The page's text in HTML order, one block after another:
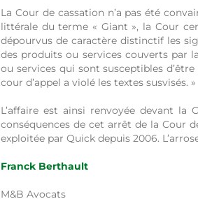
La Cour de cassation n’a pas été
littérale du terme « Giant », la Cour
dépourvus de caractère distinctif les
des produits ou services couverts par
ou services qui sont susceptibles
cour d’appel a violé les textes susvisés. »
L’affaire est ainsi renvoyée devant
conséquences de cet arrêt de la Cour
exploitée par Quick depuis 2006.
Franck Berthault
M&B Avocats